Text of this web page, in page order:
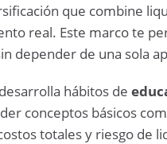
que combine
real. Este marco te
depender de una sola
hábitos de
conceptos básicos
totales y riesgo de